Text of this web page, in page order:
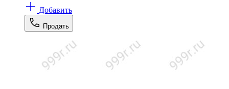
Добавить
Продать